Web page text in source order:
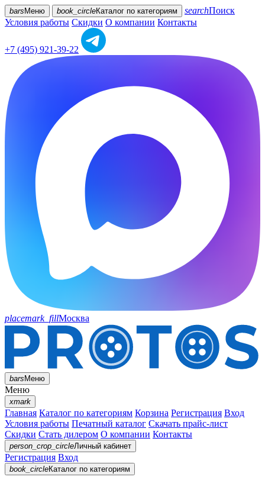
bars Меню book_circleКаталог по категориям searchПоиск
Условия работы Скидки О компании Контакты
+7 (495) 921-39-22
placemark_fillМосква
barsМеню
Меню
xmark
Главная Каталог по категориям Корзина Регистрация Вход
Условия работы Печатный каталог Скачать прайс-лист
Скидки Стать дилером О компании Контакты
person_crop_circleЛичный кабинет
Регистрация Вход
book_circleКаталог по категориям